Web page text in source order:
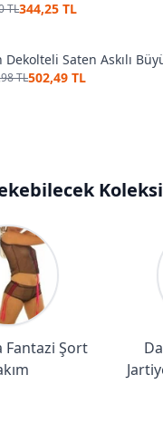
TL344,25 TL
Dekolteli Saten Askılı
TL502,49 TL
Fantazi Şort